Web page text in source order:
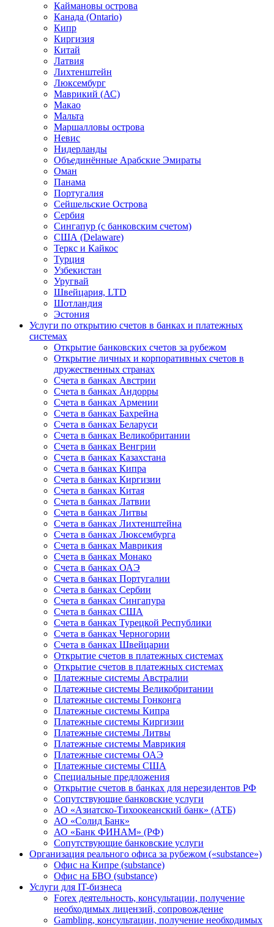
Каймановы острова
Канада (Ontario)
Кипр
Киргизия
Китай
Латвия
Лихтенштейн
Люксембург
Маврикий (АС)
Макао
Мальта
Маршалловы острова
Нeвис
Нидерланды
Объединённые Арабские Эмираты
Оман
Панама
Португалия
Сейшельские Острова
Сербия
Сингапур (c банковским счетом)
США (Delaware)
Теркс и Кайкос
Турция
Узбекистан
Уругвай
Швейцария, LTD
Шотландия
Эстония
Услуги по открытию счетов в банках и платежных
системах
Открытие банковских счетов за рубежом
Открытие личных и корпоративных счетов в
дружественных странах
Счета в банках Австрии
Счета в банках Андорры
Счета в банках Армении
Счета в банках Бахрейна
Счета в банках Беларуси
Счета в банках Великобритании
Счета в банках Венгрии
Счета в банках Казахстана
Счета в банках Кипра
Счета в банках Киргизии
Счета в банках Китая
Счета в банках Латвии
Счета в банках Литвы
Счета в банках Лихтенштейна
Счета в банках Люксембурга
Счета в банках Маврикия
Счета в банках Монако
Счета в банках ОАЭ
Счета в банках Португалии
Счета в банках Сербии
Счета в банках Сингапура
Счета в банках США
Счета в банках Турецкой Республики
Счета в банках Черногории
Счета в банках Швейцарии
Открытие счетов в платежных системах
Открытие счетов в платежных системах
Платежные системы Австралии
Платежные системы Великобритании
Платежные системы Гонконга
Платежные системы Кипра
Платежные системы Киргизии
Платежные системы Литвы
Платежные системы Маврикия
Платежные системы ОАЭ
Платежные системы США
Специальные предложения
Открытие счетов в банках для нерезидентов РФ
Сопутствующие банковские услуги
АО «Азиатско-Тихоокеанский банк» (АТБ)
АО «Солид Банк»
АО «Банк ФИНАМ» (РФ)
Сопутствующие банковские услуги
Организация реального офиса за рубежом («substance»)
Офис на Кипре (substance)
Офис на БВО (substance)
Услуги для IT-бизнеса
Forex деятельность, консультации, получение
необходимых лицензий, сопровождение
Gambling, консультации, получение необходимых